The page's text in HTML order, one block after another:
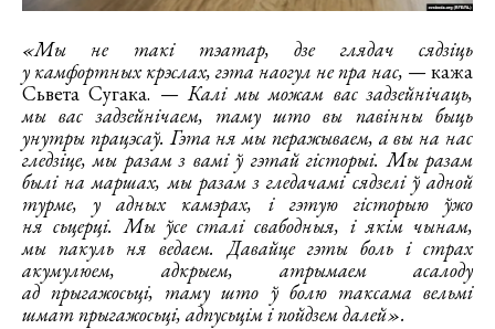
«Мы не такі тэатар, дзе глядач сядзіць
у камфортных крэслах, гэта наогул не пра нас, — кажа
Сьвета Сугака. —Калі мы можам вас задзейнічаць,
мы вас задзейнічаем, таму што вы павінны быць
унутры працэсаў. Гэта ня мы перажываем, а вы на нас
гледзіце, мы разам з вамі ў гэтай гісторыі. Мы разам
былі на маршах, мы разам з гледачамі сядзелі ў адной
турме, у адных камэрах, і гэтую гісторыю ўжо
ня сьцерці. Мы ўсе сталі свабодныя, і якім чынам,
мы пакуль ня ведаем. Давайце гэты боль і страх
акумулюем, адкрыем, атрымаем асалоду
ад прыгажосьці, таму што ў болю таксама вельмі
шмат прыгажосьці, адпусьцім і пойдзем далей».